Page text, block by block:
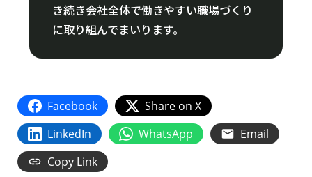
き続き会社全体で働きやすい職場づくり
に取り組んでまいります。
Facebook
Share on X
LinkedIn
WhatsApp
Email
Copy Link